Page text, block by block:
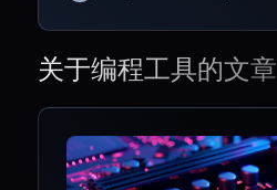
关于编程工具的文章